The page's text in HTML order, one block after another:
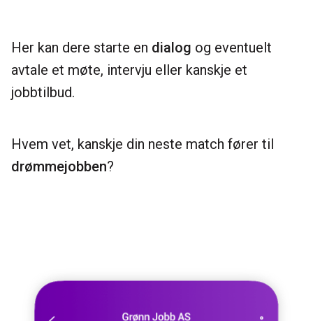
Her kan dere starte en dialog og eventuelt
avtale et møte, intervju eller kanskje et
jobbtilbud.
Hvem vet, kanskje din neste match fører til
drømmejobben?